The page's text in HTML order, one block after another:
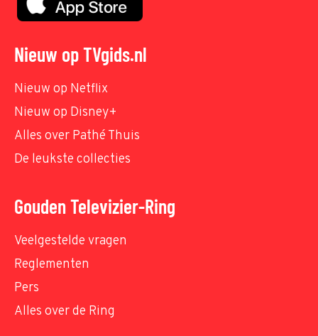
Nieuw op TVgids.nl
Nieuw op Netflix
Nieuw op Disney+
Alles over Pathé Thuis
De leukste collecties
Gouden Televizier-Ring
Veelgestelde vragen
Reglementen
Pers
Alles over de Ring